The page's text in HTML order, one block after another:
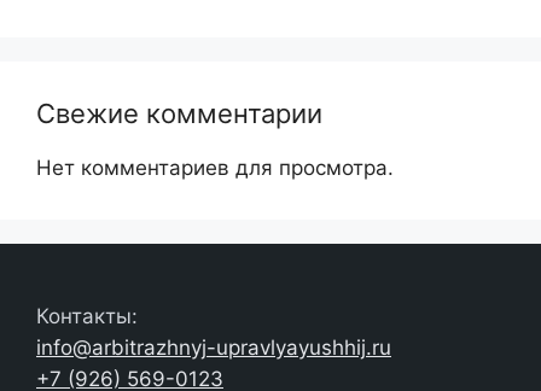
Свежие комментарии
Нет комментариев для просмотра.
Контакты:
info@arbitrazhnyj-upravlyayushhij.ru
+7 (926) 569-0123